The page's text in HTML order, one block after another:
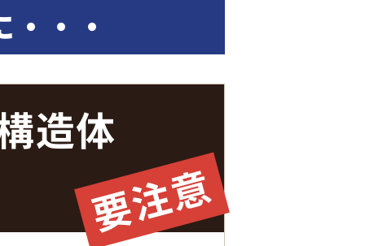
・・
造体
要注意